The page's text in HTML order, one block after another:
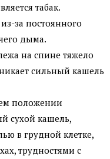
табак.
за постоянного
дыма.
на спине тяжело
сильный кашель
положении
сухой кашель,
в грудной клетке,
трудностями с